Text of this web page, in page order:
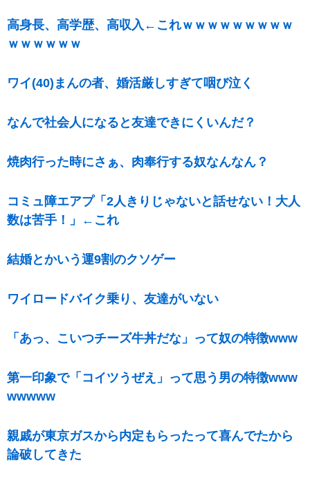
高身長、高学歴、高収入←これｗｗｗｗｗｗｗｗｗ
ｗｗｗｗｗｗ
ワイ(40)まんの者、婚活厳しすぎて咽び泣く
なんで社会人になると友達できにくいんだ？
焼肉行った時にさぁ、肉奉行する奴なんなん？
コミュ障エアプ「2人きりじゃないと話せない！大人
数は苦手！」←これ
結婚とかいう運9割のクソゲー
ワイロードバイク乗り、友達がいない
「あっ、こいつチーズ牛丼だな」って奴の特徴www
第一印象で「コイツうぜえ」って思う男の特徴www
wwwww
親戚が東京ガスから内定もらったって喜んでたから
論破してきた